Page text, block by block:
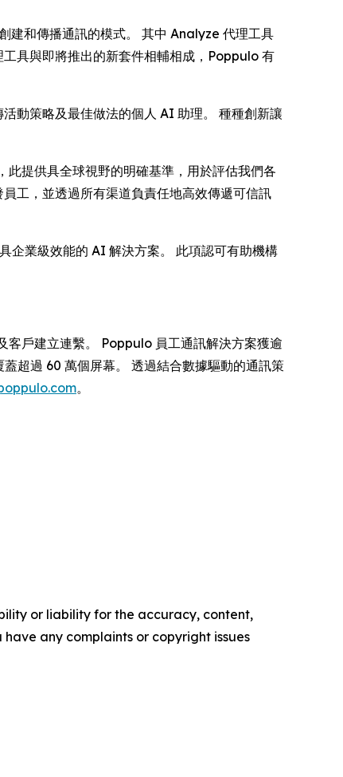
建和傳播通訊的模式。 其中 Analyze 代理工具
具與即將推出的新套件相輔相成，Poppulo 有
動策略及最佳做法的個人 AI 助理。 種種創新讓
提供具全球視野的明確基準，用於評估我們各
工，並透過所有渠道負責任地高效傳遞可信訊
企業級效能的 AI 解決方案。 此項認可有助機構
客戶建立連繫。 Poppulo 員工通訊解決方案獲逾
超過 60 萬個屏幕。 透過結合數據驅動的通訊策
。
or liability for the accuracy, content,
any complaints or copyright issues